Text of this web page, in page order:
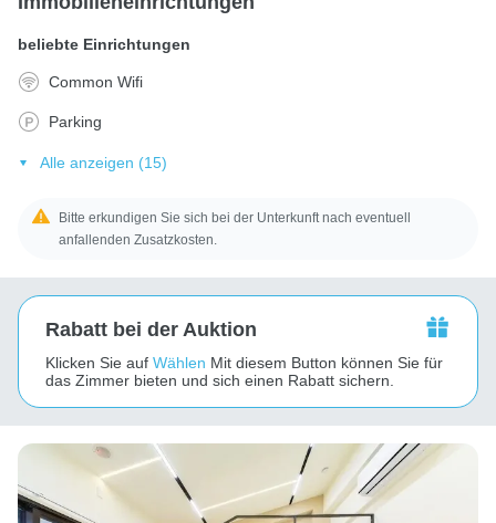
beliebte Einrichtungen
Common Wifi
Parking
Alle anzeigen (15)
Bitte erkundigen Sie sich bei der Unterkunft nach eventuell
anfallenden Zusatzkosten.
Rabatt bei der Auktion
Klicken Sie auf Wählen Mit diesem Button können Sie für
das Zimmer bieten und sich einen Rabatt sichern.